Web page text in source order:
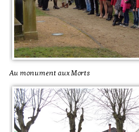
Au monument aux Morts